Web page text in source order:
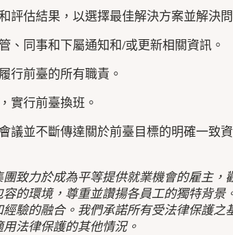
評估結果，以選擇最佳解決方案並解決問
、同事和下屬通知和/或更新相關資訊。
行前臺的所有職責。
實行前臺換班。
議並不斷傳達關於前臺目標的明確一致
團致力於成為平等提供就業機會的雇主
容的環境，尊重並讚揚各員工的獨特背
經驗的融合。我們承諾所有受法律保護
法律保護的其他情況。